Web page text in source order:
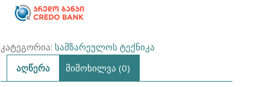
კატეგორია: სამზარეულოს ტექნიკა
აღწერა
მიმოხილვა (0)